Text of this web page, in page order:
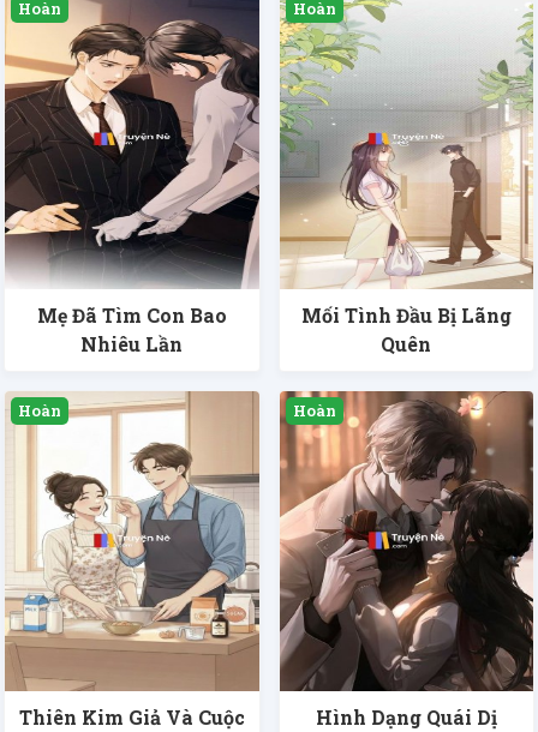
Mẹ Đã Tìm Con Bao
Nhiêu Lần
Mối Tình Đầu Bị Lãng
Quên
Thiên Kim Giả Và Cuộc
Hình Dạng Quái Dị